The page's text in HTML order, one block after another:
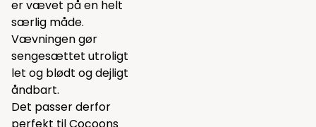
er vævet på en helt
særlig måde.
Vævningen gør
sengesættet utroligt
let og blødt og dejligt
åndbart.
Det passer derfor
perfekt til Cocoons